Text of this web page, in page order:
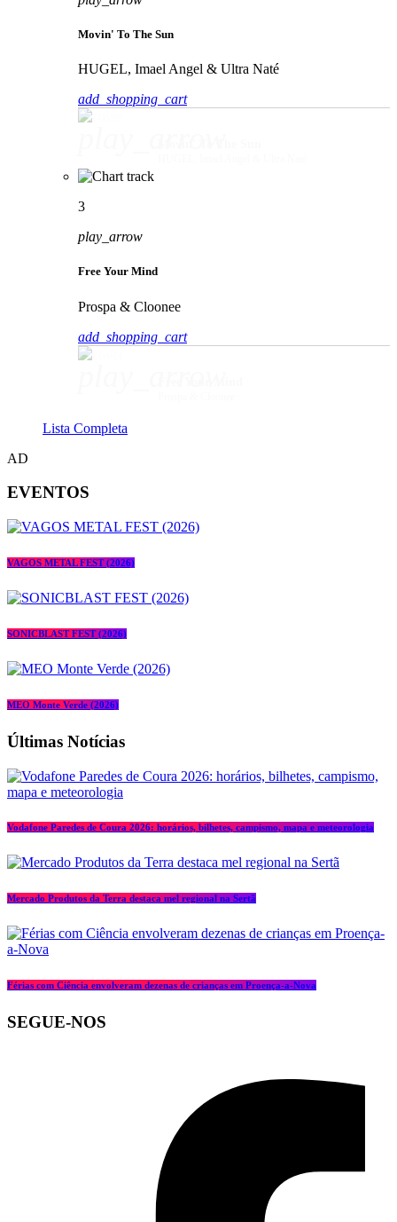
Movin' To The Sun
HUGEL, Imael Angel & Ultra Naté
add_shopping_cart
3
play_arrow
Free Your Mind
Prospa & Cloonee
add_shopping_cart
Lista Completa
AD
EVENTOS
VAGOS METAL FEST (2026)
SONICBLAST FEST (2026)
MEO Monte Verde (2026)
Últimas Notícias
Vodafone Paredes de Coura 2026: horários, bilhetes, campismo, mapa e meteorologia
Mercado Produtos da Terra destaca mel regional na Sertã
Férias com Ciência envolveram dezenas de crianças em Proença-a-Nova
SEGUE-NOS